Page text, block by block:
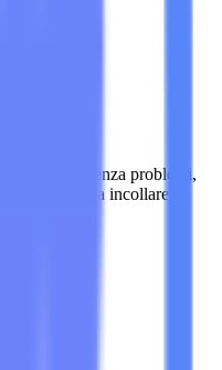
senza problemi,
base: basta incollare e